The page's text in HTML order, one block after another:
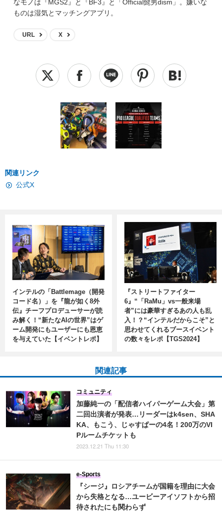
なモノは『MGS2』と『BF3』と「Official髭男dism」。嫌いな
ものは湿気とマッチングアプリ。
URL X
関連リンク
公式X
インテルの「Battlemage（開発
コード名）」を『龍が如く8外
伝』チーフプロデューサーが読
み解く！“新たなAIの世界”はゲ
ーム開発にもユーザーにも恩恵
を与えていた【イベントレポ】
『ストリートファイター
6』“「RaMu」vs一般来場
者”には豪華すぎるあの人も乱
入！？“インテルだからこそ”と
思わせてくれるブースイベント
の数々をレポ【TGS2024】
関連記事
加藤純一の「配信者ハイパーゲーム大会」第
二回出演者が発表…リーダーはk4sen、SHA
KA、もこう、じゃすぱーの4名！200万のVI
Pルームチケットも
コミュニティ
2023.12.21 Thu 11:30
『シージ』ロシアチームが国籍を理由に大会
から失格となる…ユービーアイソフトから招
待されたにも関わらず
e-Sports